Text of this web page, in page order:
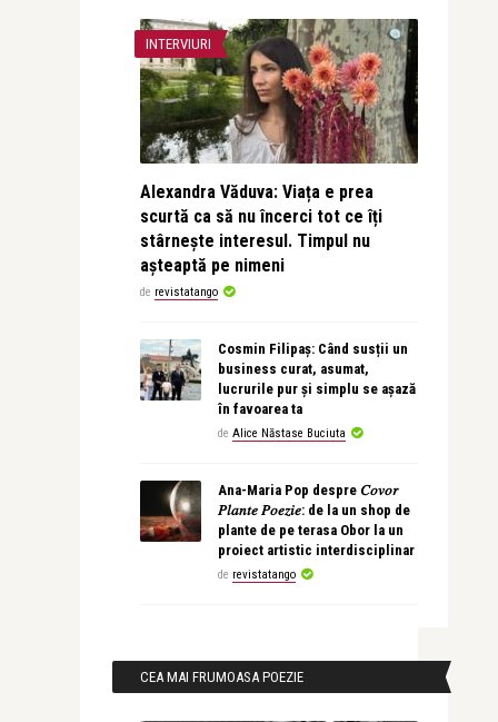
INTERVIURI
Alexandra Văduva: Viața e prea
scurtă ca să nu încerci tot ce îți
stârnește interesul. Timpul nu
așteaptă pe nimeni
de revistatango
Cosmin Filipaș: Când susții un
business curat, asumat,
lucrurile pur și simplu se așază
în favoarea ta
de Alice Năstase Buciuta
Ana-Maria Pop despre 𝐶𝑜𝑣𝑜𝑟
𝑃𝑙𝑎𝑛𝑡𝑒 𝑃𝑜𝑒𝑧𝑖𝑒: de la un shop de
plante de pe terasa Obor la un
proiect artistic interdisciplinar
de revistatango
CEA MAI FRUMOASA POEZIE